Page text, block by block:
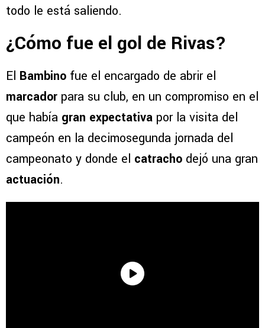
todo le está saliendo.
¿Cómo fue el gol de Rivas?
El Bambino fue el encargado de abrir el
marcador para su club, en un compromiso en el
que había gran expectativa por la visita del
campeón en la decimosegunda jornada del
campeonato y donde el catracho dejó una gran
actuación.